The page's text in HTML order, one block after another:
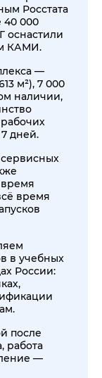
Росстата
40 000
оснастили
КАМИ.
—
м²), 7 000
наличии,
рабочих
дней.
время
время
в учебных
России:
после
работа
—